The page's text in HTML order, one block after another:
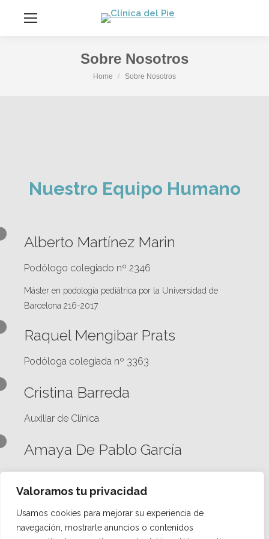
Valoramos tu privacidad
Usamos cookies para mejorar su experiencia de
navegación, mostrarle anuncios o contenidos
Sobre Nosotros
You are here:
Home Sobre Nosotros
Nuestro Equipo Humano
Alberto Martínez Marin
Podólogo colegiado nº 2346
Máster en podología pediátrica por la Universidad de
Barcelona 216-2017
Raquel Mengibar Prats
Podóloga colegiada nº 3363
Cristina Barreda
Auxiliar de Clínica
Amaya De Pablo García
Podóloga colegiada nº 2292
Técnico ortopeda.
Juana María Pérez López